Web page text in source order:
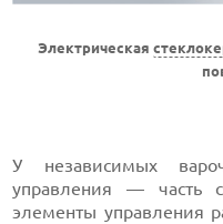
Электрическая
У независимых
управления — часть
элементы управления